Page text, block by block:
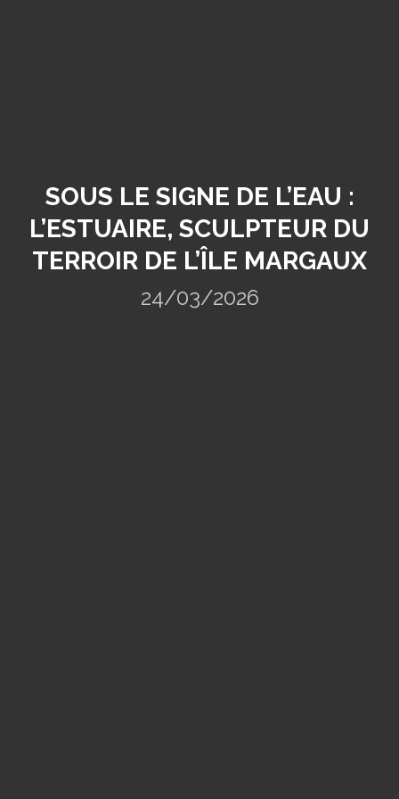
SOUS LE SIGNE DE L’EAU :
L’ESTUAIRE, SCULPTEUR DU
TERROIR DE L’ÎLE MARGAUX
24/03/2026